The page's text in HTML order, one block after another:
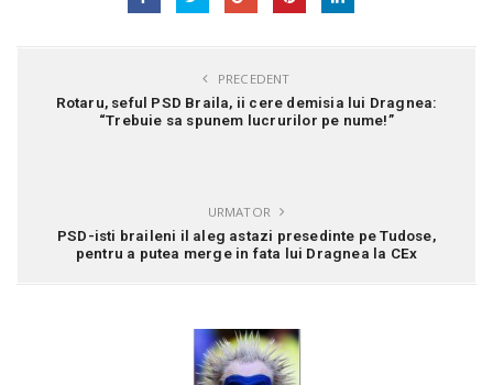
PRECEDENT
Rotaru, seful PSD Braila, ii cere demisia lui Dragnea:
“Trebuie sa spunem lucrurilor pe nume!”
URMATOR
PSD-isti braileni il aleg astazi presedinte pe Tudose,
pentru a putea merge in fata lui Dragnea la CEx